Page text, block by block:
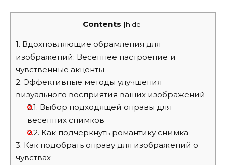
Contents [hide]
1. Вдохновляющие обрамления для
изображений: Весеннее настроение и
чувственные акценты
2. Эффективные методы улучшения
визуального восприятия ваших изображений
2.1. Выбор подходящей оправы для
весенних снимков
2.2. Как подчеркнуть романтику снимка
3. Как подобрать оправу для изображений о
чувствах